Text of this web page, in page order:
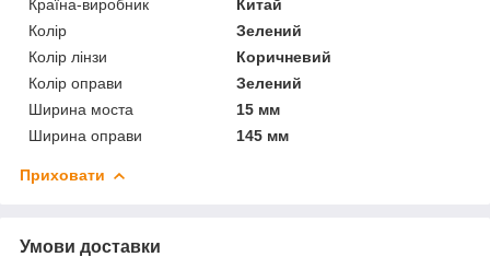
Країна-виробник
Китай
Колір
Зелений
Колір лінзи
Коричневий
Колір оправи
Зелений
Ширина моста
15 мм
Ширина оправи
145 мм
Приховати
Умови доставки